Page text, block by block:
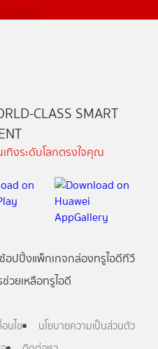
CLASS SMART
ทิงระดับโลกตรงใจคุณ
ช้อปปิ้งแพ็กเกจกล่องทรูไอดีทีวี
วยเหลือทรูไอดี
นไข
นโยบายความเป็นส่วนตัว